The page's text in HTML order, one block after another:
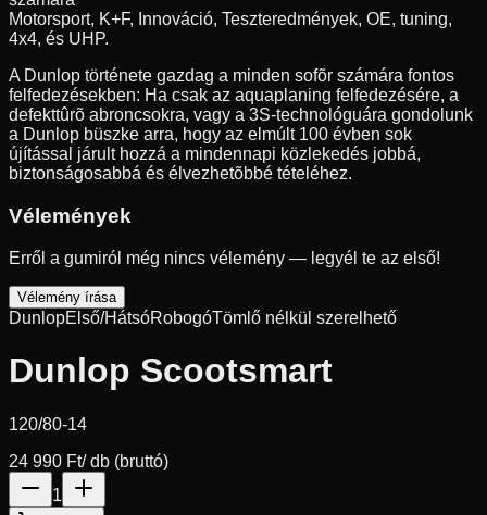
Motorsport, K+F, Innováció, Teszteredmények, OE, tuning,
4x4, és UHP.
A Dunlop története gazdag a minden sofõr számára fontos
felfedezésekben: Ha csak az aquaplaning felfedezésére, a
defekttûrõ abroncsokra, vagy a 3S-technológuára gondolunk
a Dunlop büszke arra, hogy az elmúlt 100 évben sok
újítással járult hozzá a mindennapi közlekedés jobbá,
biztonságosabbá és élvezhetõbbé tételéhez.
Vélemények
Erről a gumiról még nincs vélemény — legyél te az első!
Vélemény írása
DunlopElső/HátsóRobogóTömlő nélkül szerelhető
Dunlop Scootsmart
120/80-14
24 990 Ft/ db (bruttó)
1